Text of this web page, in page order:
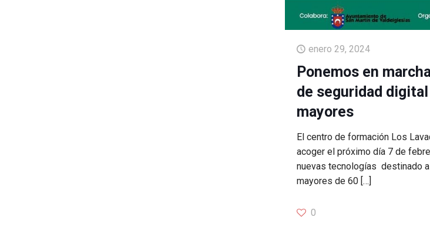
enero 29, 2024
Ponemos en
de seguridad
mayores
El centro de formación Los
acoger el próximo día 7 de
nuevas tecnologías destinado
mayores de 60[…]
0